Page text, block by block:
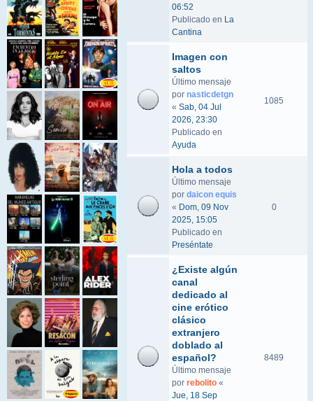
06:52
Publicado en La
Cantina
Imagen con
saltos
Último mensaje
por nasticdetgn
« Sab, 04 Jul
2026, 23:30
Publicado en
Ayuda
1085
Hola a todos
Último mensaje
por daicon equis
« Dom, 09 Nov
2025, 15:05
Publicado en
Preséntate
0
¿Existe algún
canal
dedicado al
cine erótico
clásico
extranjero
doblado al
español?
Último mensaje
por rebolito «
Jue, 18 Sep
8489